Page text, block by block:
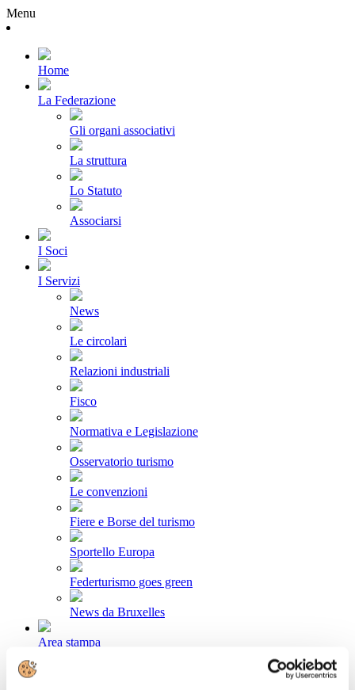
Menu
Home
La Federazione
Gli organi associativi
La struttura
Lo Statuto
Associarsi
I Soci
I Servizi
News
Le circolari
Relazioni industriali
Fisco
Normativa e Legislazione
Osservatorio turismo
Le convenzioni
Fiere e Borse del turismo
Sportello Europa
Federturismo goes green
News da Bruxelles
Area stampa